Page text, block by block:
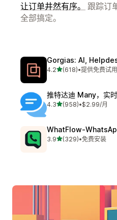
让订单井然有序。
跟踪订
全部搞定。
Gorgias: AI,
4.2星（满分 5 星）
(618)
总共 618 条评论
•提供免费试用
推特达迪 Many，实
4.3星（满分 5 星）
(958)
总共 958 条评论
•$2.99/月
3.9星（满分 5 星）
(329)
总共 329 条评论
•免费安装